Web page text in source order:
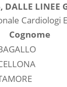
DALLE LINEE
Cardiologi
Cognome